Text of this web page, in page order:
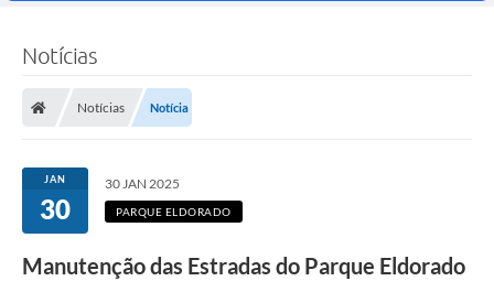
Notícias
Notícias Notícia
JAN
30
30 JAN 2025
PARQUE ELDORADO
Manutenção das Estradas do Parque Eldorado